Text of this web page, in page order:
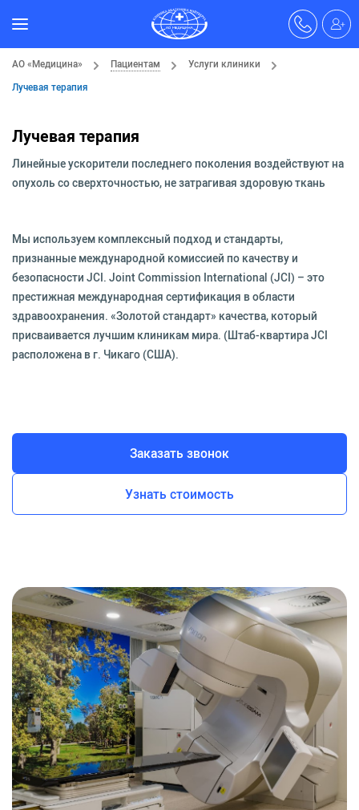
АО «Медицина» Пациентам
Услуги клиники
Лучевая терапия
Лучевая терапия
Линейные ускорители последнего поколения воздействуют на
опухоль со сверхточностью, не затрагивая здоровую ткань
Мы используем комплексный подход и стандарты,
признанные международной комиссией по качеству и
безопасности JCI. Joint Commission International (JCI) – это
престижная международная сертификация в области
здравоохранения. «Золотой стандарт» качества, который
присваивается лучшим клиникам мира. (Штаб-квартира JCI
расположена в г. Чикаго (США).
Заказать звонок
Узнать стоимость